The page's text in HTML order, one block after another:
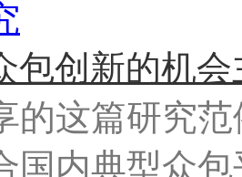
包创新的机
的这篇研究范
国内典型众